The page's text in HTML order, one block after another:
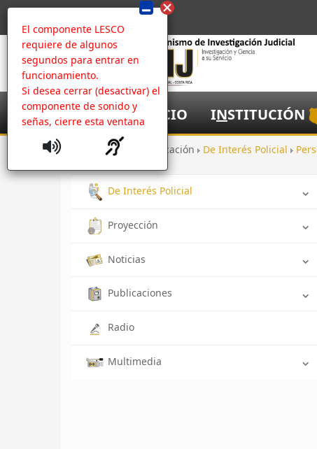
El componente LESCO
requiere de algunos
segundos para entrar en
funcionamiento.
Si desea cerrar (desactivar) el
componente de sonido y
señas, cierre esta ventana
NICIO INSTITUCIÓN
Inicio Comunicación De Interés Policial
De Interés Policial
Proyección
Noticias
Publicaciones
Radio
Multimedia